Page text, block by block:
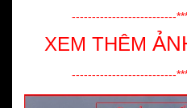
--------------------------
XEM THÊM
--------------------------